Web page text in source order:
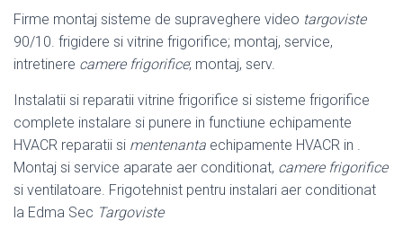
Firme montaj sisteme de supraveghere video targoviste
90/10. frigidere si vitrine frigorifice; montaj, service,
intretinere camere frigorifice; montaj, serv.
Instalatii si reparatii vitrine frigorifice si sisteme frigorifice
complete instalare si punere in functiune echipamente
HVACR reparatii si mentenanta echipamente HVACR in .
Montaj si service aparate aer conditionat, camere frigorifice
si ventilatoare. Frigotehnist pentru instalari aer conditionat
la Edma Sec Targoviste